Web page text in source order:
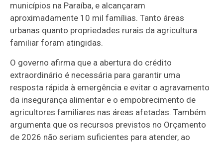
municípios na Paraíba, e alcançaram
aproximadamente 10 mil famílias. Tanto áreas
urbanas quanto propriedades rurais da agricultura
familiar foram atingidas.
O governo afirma que a abertura do crédito
extraordinário é necessária para garantir uma
resposta rápida à emergência e evitar o agravamento
da insegurança alimentar e o empobrecimento de
agricultores familiares nas áreas afetadas. Também
argumenta que os recursos previstos no Orçamento
de 2026 não seriam suficientes para atender, ao